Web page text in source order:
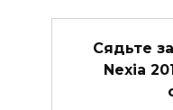
Сядьте
Nexia